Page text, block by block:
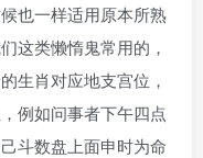
也一样适用原本所熟
这类懒惰鬼常用的，
生肖对应地支宫位，
例如问事者下午四点
斗数盘上面申时为命